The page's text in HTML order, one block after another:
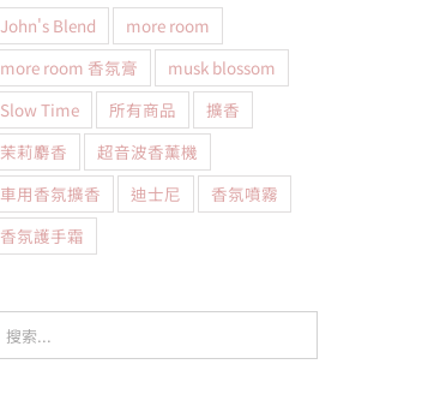
John's Blend
more room
more room 香氛膏
musk blossom
Slow Time
所有商品
擴香
茉莉麝香
超音波香薰機
車用香氛擴香
迪士尼
香氛噴霧
香氛護手霜